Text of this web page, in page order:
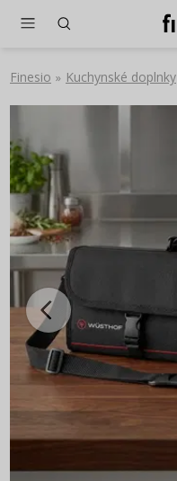
Finesio » Kuchynské doplnky